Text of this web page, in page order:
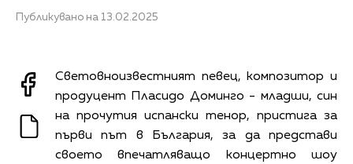
Публикувано на 13.02.2025
Световноизвестният певец, композитор и
продуцент Пласидо Доминго - младши, син
на прочутия испански тенор, пристига за
първи път в България, за да представи
своето впечатляващо концертно шоу